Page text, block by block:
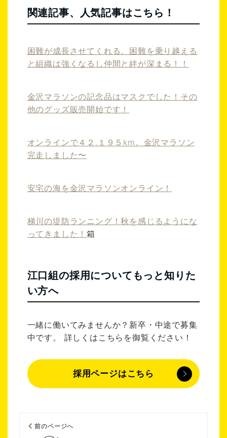
関連記事、人気記事はこちら！
困難が成長させてくれる。困難を乗り越える
と組織は強くなるし仲間と絆が深まる！！
金沢マラソンの記念品はマスクでした！その
他のグッズ販売開始です！
オンラインで４２.１９５km。金沢マラソン
完走しました〜
安宅の海を金沢マラソンオンライン！
梯川の堤防ランニング！秋を感じるようにな
ってきました！箱
江口組の採用についてもっと知りた
い方へ
一緒に働いてみませんか？新卒・中途で募集
中です。 詳しくはこちらを御覧ください！
採用ページはこちら
前のページへ